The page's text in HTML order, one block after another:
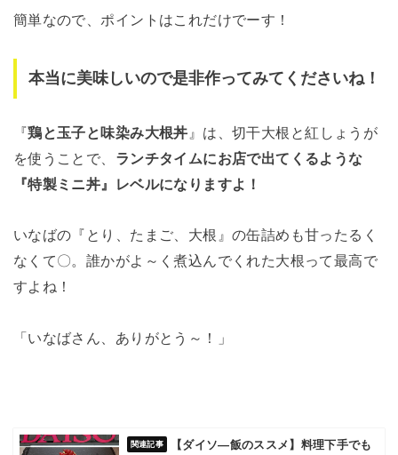
簡単なので、ポイントはこれだけでーす！
本当に美味しいので是非作ってみてくださいね！
『鶏と玉子と味染み大根丼 』は、切干大根と紅しょうが
を使うことで、 ランチタイムにお店で出てくるような
『特製ミニ丼』レベルになりますよ！
いなばの『とり、たまご、大根』の缶詰めも甘ったるく
なくて〇。誰かがよ～く煮込んでくれた大根って最高で
すよね！
「いなばさん、ありがとう～！」
【ダイソ―飯のススメ】料理下手でも